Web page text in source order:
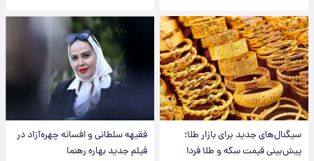
سیگنال‌های جدید برای بازار طلا؛
پیش‌بینی قیمت سکه و طلا فردا
فقیهه سلطانی و افسانه چهره‌آزاد در
فیلم جدید بهاره رهنما